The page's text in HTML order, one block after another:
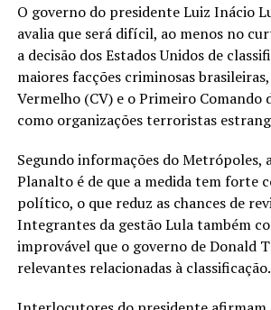
O governo do presidente Luiz Inácio
avalia que será difícil, ao menos no
a decisão dos Estados Unidos de
maiores facções criminosas
Vermelho (CV) e o Primeiro Comando
como organizações terroristas
Segundo informações do Metrópoles,
Planalto é de que a medida tem forte
político, o que reduz as chances de
Integrantes da gestão Lula também
improvável que o governo de Donald
relevantes relacionadas à classificação.